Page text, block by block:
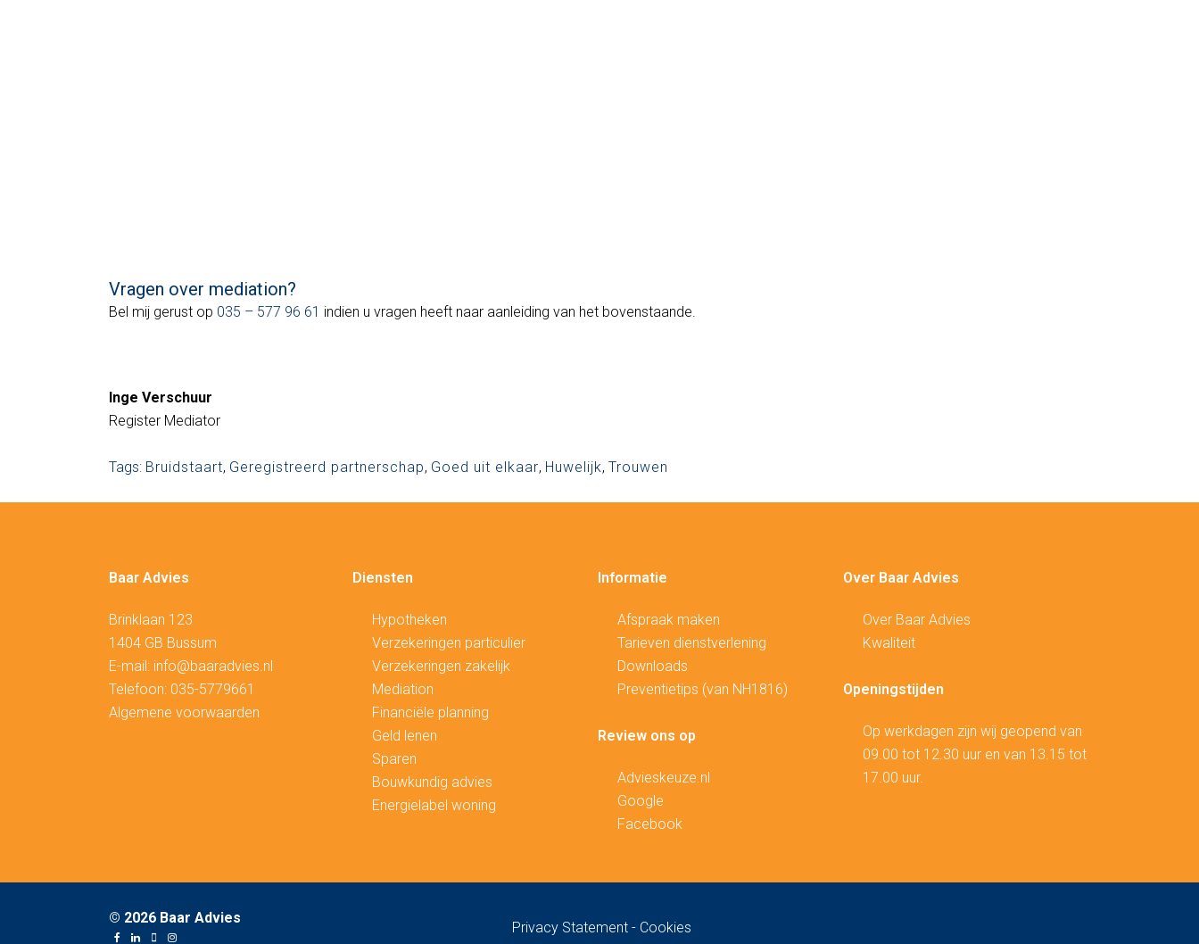
Vragen over mediation?
Bel mij gerust op 035 – 577 96 61 indien u vragen heeft naar aanleiding van het bovenstaande.
Inge Verschuur
Register Mediator
Tags: Bruidstaart, Geregistreerd partnerschap, Goed uit elkaar, Huwelijk, Trouwen
Baar Advies
Brinklaan 123
1404 GB Bussum
E-mail: info@baaradvies.nl
Telefoon: 035-5779661
Algemene voorwaarden
Diensten
Hypotheken
Verzekeringen particulier
Verzekeringen zakelijk
Mediation
Financiële planning
Geld lenen
Sparen
Bouwkundig advies
Energielabel woning
Informatie
Afspraak maken
Tarieven dienstverlening
Downloads
Preventietips (van NH1816)
Review ons op
Advieskeuze.nl
Google
Facebook
Over Baar Advies
Over Baar Advies
Kwaliteit
Openingstijden
Op werkdagen zijn wij geopend van
09.00 tot 12.30 uur en van 13.15 tot
17.00 uur.
© 2026 Baar Advies
Privacy Statement - Cookies